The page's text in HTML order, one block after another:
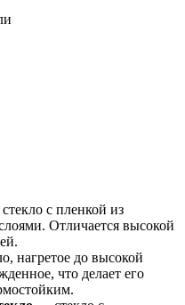
с пленкой из
Отличается высокой
нагретое до высокой
что делает его